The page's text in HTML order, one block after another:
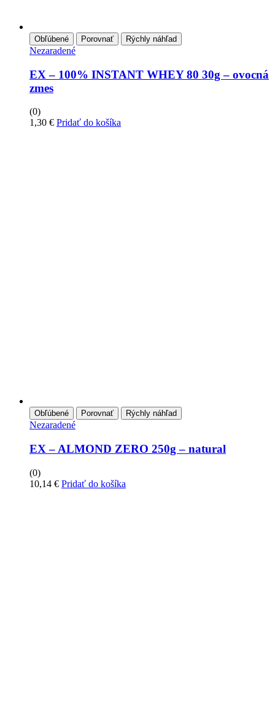
Obľúbené Porovnať Rýchly náhľad
Nezaradené
EX – 100% INSTANT WHEY 80 30g – ovocná
zmes
(0)
1,30 € Pridať do košíka
Obľúbené Porovnať Rýchly náhľad
Nezaradené
EX – ALMOND ZERO 250g – natural
(0)
10,14 € Pridať do košíka